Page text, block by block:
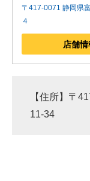
〒417-0071 静岡県
４
店舗
【住所】〒
11-34